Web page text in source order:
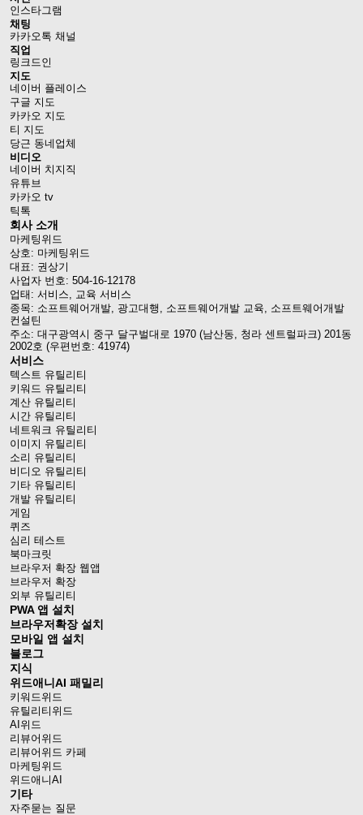
인스타그램
채팅
카카오톡 채널
직업
링크드인
지도
네이버 플레이스
구글 지도
카카오 지도
티 지도
당근 동네업체
비디오
네이버 치지직
유튜브
카카오 tv
틱톡
회사 소개
마케팅위드
상호: 마케팅위드
대표: 권상기
사업자 번호: 504-16-12178
업태: 서비스, 교육 서비스
종목: 소프트웨어개발, 광고대행, 소프트웨어개발 교육, 소프트웨어개발
컨설틴
주소: 대구광역시 중구 달구벌대로 1970 (남산동, 청라 센트럴파크) 201동
2002호 (우편번호: 41974)
서비스
텍스트 유틸리티
키워드 유틸리티
계산 유틸리티
시간 유틸리티
네트워크 유틸리티
이미지 유틸리티
소리 유틸리티
비디오 유틸리티
기타 유틸리티
개발 유틸리티
게임
퀴즈
심리 테스트
북마크릿
브라우저 확장 웹앱
브라우저 확장
외부 유틸리티
PWA 앱 설치
브라우저확장 설치
모바일 앱 설치
블로그
지식
위드애니AI 패밀리
키워드위드
유틸리티위드
AI위드
리뷰어위드
리뷰어위드 카페
마케팅위드
위드애니AI
기타
자주묻는 질문